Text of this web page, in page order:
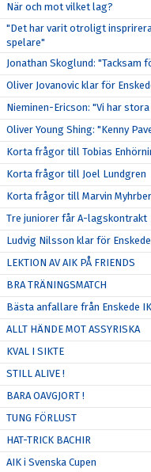
När och mot vilket lag?
"Det har varit otroligt
spelare"
Jonathan Skoglund: "Tacksam
Oliver Jovanovic klar för
Nieminen-Ericson: "Vi har
Oliver Young Shing: "Kenny
Korta frågor till Tobias
Korta frågor till Joel Lundgren
Korta frågor till Marvin
Tre juniorer får A-lagskontrakt
Ludvig Nilsson klar för
LEKTION AV AIK PÅ FRIENDS
BRA TRÄNINGSMATCH
Bästa anfallare från Enskede IK
ALLT HÄNDE MOT ASSYRISKA
KVAL I SIKTE
STILL ALIVE !
BARA OAVGJORT !
TUNG FÖRLUST
HAT-TRICK BACHIR
AIK i Svenska Cupen